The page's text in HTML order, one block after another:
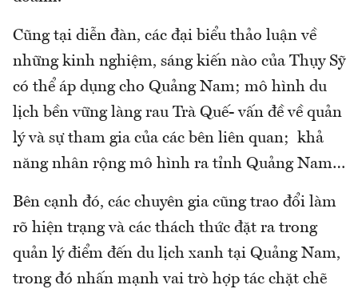
Cũng tại diễn đàn, các đại biểu thảo luận về
những kinh nghiệm, sáng kiến nào của Thụy Sỹ
có thể áp dụng cho Quảng Nam; mô hình du
lịch bền vững làng rau Trà Quế- vấn đề về quản
lý và sự tham gia của các bên liên quan; khả
năng nhân rộng mô hình ra tỉnh Quảng Nam…
Bên cạnh đó, các chuyên gia cũng trao đổi làm
rõ hiện trạng và các thách thức đặt ra trong
quản lý điểm đến du lịch xanh tại Quảng Nam,
trong đó nhấn mạnh vai trò hợp tác chặt chẽ